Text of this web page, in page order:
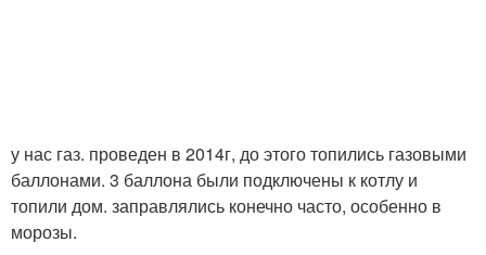
у нас газ. проведен в 2014г, до этого топились газовыми
баллонами. 3 баллона были подключены к котлу и
топили дом. заправлялись конечно часто, особенно в
морозы.